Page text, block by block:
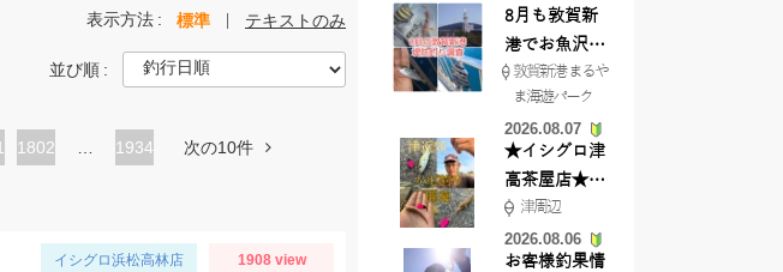
表示方法 標準 テキストのみ
並び順
ペ
1802 1934 次の10件
イシグロ浜松高林店 1908 view
8月も敦賀新
港でお魚沢山
♪ イシグロ彦
根店
敦賀新港 まるや
ま海遊パーク
2026.08.07
★イシグロ津
高茶屋店★津
近郊ハゼ釣れ
てます！
津周辺
2026.08.06
お客様釣果情